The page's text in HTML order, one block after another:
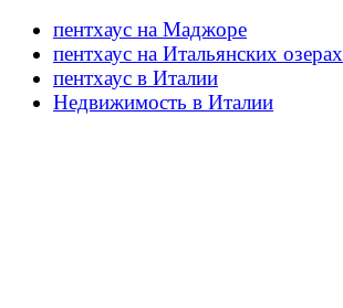
пентхаус на Маджоре
пентхаус на Итальянских озерах
пентхаус в Италии
Недвижимость в Италии